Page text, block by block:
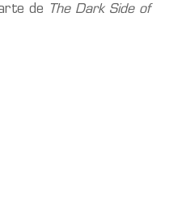
de
The Dark Side of